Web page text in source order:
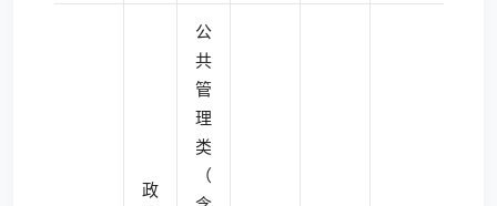
政
公
共
管
理
类
（